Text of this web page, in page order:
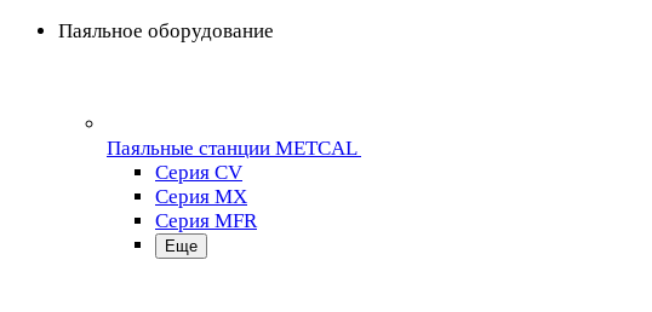
Паяльное оборудование
Паяльные станции METCAL
Серия CV
Серия MX
Серия MFR
Еще